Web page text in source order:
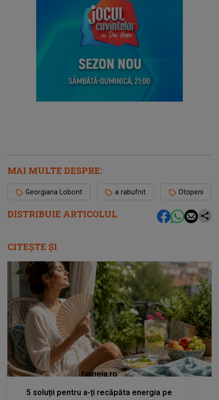
DISTRIBUIE ARTICOLUL
MAI MULTE DESPRE:
Georgiana Lobont a rabufnit Otopeni
CITEȘTE ȘI
femeia.ro
5 soluții pentru a-ți recăpăta energia pe